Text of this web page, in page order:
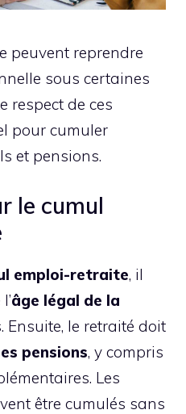
peuvent reprendre
sous certaines
respect de ces
pour cumuler
et pensions.
le cumul
emploi-retraite, il
âge légal de la
Ensuite, le retraité doit
pensions, y compris
Les
être cumulés sans